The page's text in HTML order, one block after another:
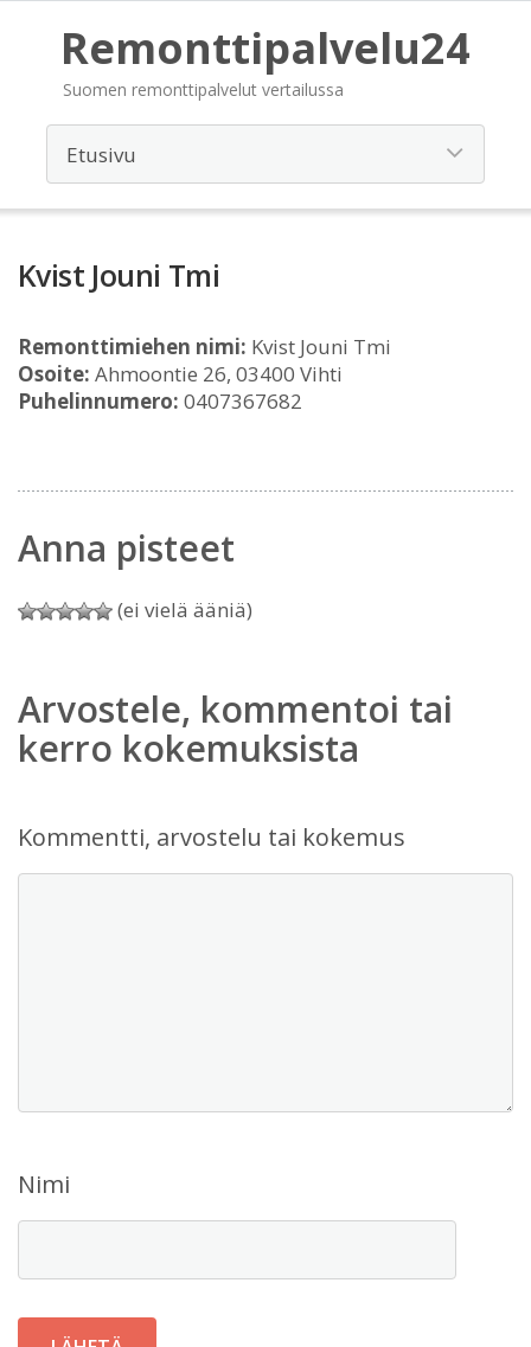
Remonttipalvelu24
Suomen remonttipalvelut vertailussa
Kvist Jouni Tmi
Remonttimiehen nimi: Kvist Jouni Tmi
Osoite: Ahmoontie 26, 03400 Vihti
Puhelinnumero: 0407367682
Anna pisteet
(ei vielä ääniä)
Arvostele, kommentoi tai
kerro kokemuksista
Kommentti, arvostelu tai kokemus
Nimi